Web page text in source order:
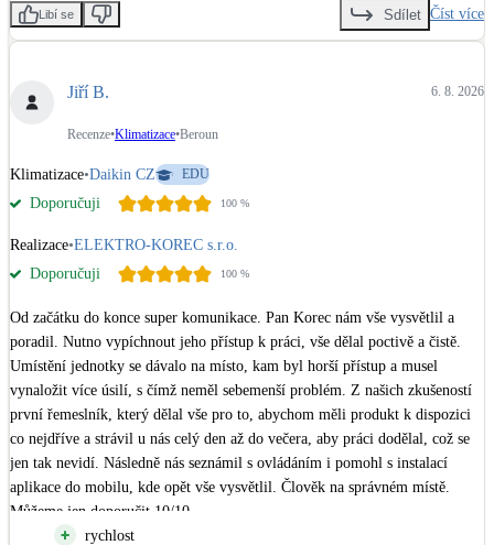
Libí se Sdílet Číst více
Jiří B. 6. 8. 2026
Recenze•Klimatizace•Beroun
Klimatizace•Daikin CZ EDU
Doporučuji 100 %
Realizace•ELEKTRO-KOREC s.r.o.
Doporučuji
100 %
Od začátku do konce super komunikace. Pan Korec nám vše vysvětlil a
poradil. Nutno vypíchnout jeho přístup k práci, vše dělal poctivě a čistě.
Umístění jednotky se dávalo na místo, kam byl horší přístup a musel
vynaložit více úsilí, s čímž neměl sebemenší problém. Z našich zkušeností
první řemeslník, který dělal vše pro to, abychom měli produkt k dispozici
co nejdříve a strávil u nás celý den až do večera, aby práci dodělal, což se
jen tak nevidí. Následně nás seznámil s ovládáním i pomohl s instalací
aplikace do mobilu, kde opět vše vysvětlil. Člověk na správném místě.
Můžeme jen doporučit 10/10.
rychlost